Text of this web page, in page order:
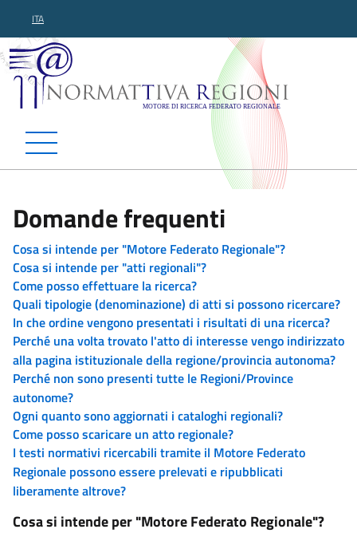
ITA
Normattiva Regioni -
Domande frequenti
Cosa si intende per "Motore Federato Regionale"?
Cosa si intende per "atti regionali"?
Come posso effettuare la ricerca?
Quali tipologie (denominazione) di atti si possono ricercare?
In che ordine vengono presentati i risultati di una ricerca?
Perché una volta trovato l'atto di interesse vengo indirizzato
alla pagina istituzionale della regione/provincia autonoma?
Perché non sono presenti tutte le Regioni/Province
autonome?
Ogni quanto sono aggiornati i cataloghi regionali?
Come posso scaricare un atto regionale?
I testi normativi ricercabili tramite il Motore Federato
Regionale possono essere prelevati e ripubblicati
liberamente altrove?
Cosa si intende per "Motore Federato Regionale"?